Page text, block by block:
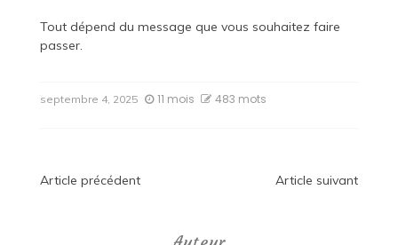
Tout dépend du message que vous souhaitez faire
passer.
septembre 4, 2025 11 mois 483 mots
Navigation
Article précédent Article suivant